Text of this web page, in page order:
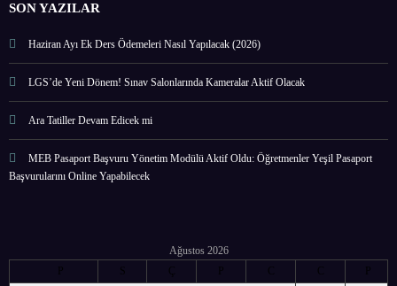
SON YAZILAR
Haziran Ayı Ek Ders Ödemeleri Nasıl Yapılacak (2026)
LGS’de Yeni Dönem! Sınav Salonlarında Kameralar Aktif Olacak
Ara Tatiller Devam Edicek mi
MEB Pasaport Başvuru Yönetim Modülü Aktif Oldu: Öğretmenler Yeşil Pasaport
Başvurularını Online Yapabilecek
Ağustos 2026
P
S Ç P C C P